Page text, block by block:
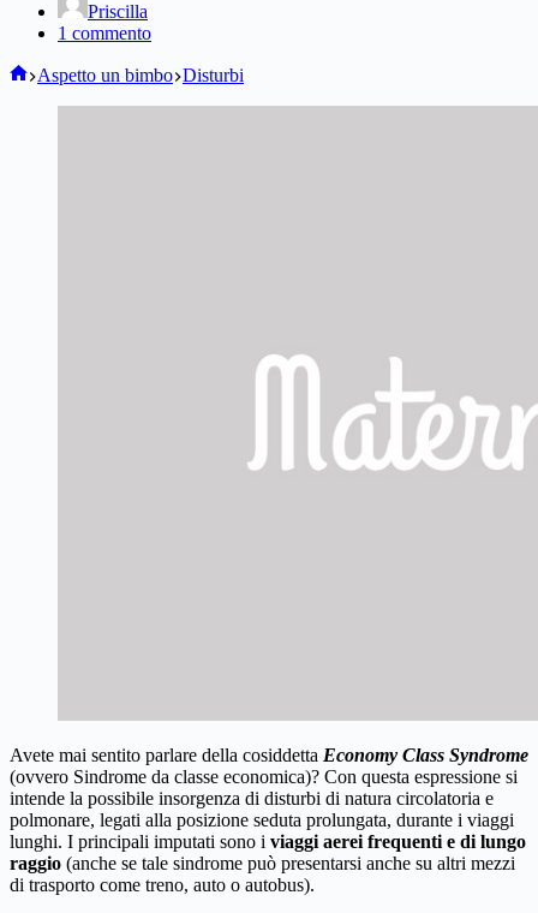
Priscilla
1 commento
Home
Aspetto un bimbo Disturbi
Avete mai sentito parlare della cosiddetta Economy Class Syndrome
(ovvero Sindrome da classe economica)? Con questa espressione si
intende la possibile insorgenza di disturbi di natura circolatoria e
polmonare, legati alla posizione seduta prolungata, durante i viaggi
lunghi. I principali imputati sono i viaggi aerei frequenti e di lungo
raggio (anche se tale sindrome può presentarsi anche su altri mezzi
di trasporto come treno, auto o autobus).